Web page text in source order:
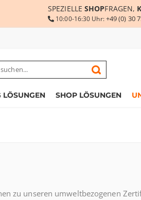
SPEZIELLE SHOPFRAGEN,
10:00-16:30 Uhr:+49 (0) 30
LÖSUNGEN SHOP LÖSUNGEN
zu unseren umweltbezogenen